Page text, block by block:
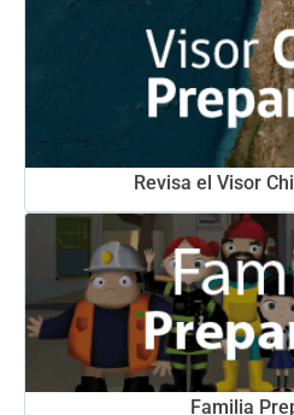
Revisa el Visor
Familia